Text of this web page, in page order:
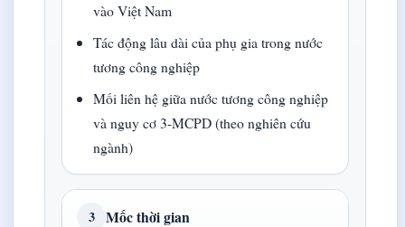
vào Việt Nam
Tác động lâu dài của phụ gia trong nước
tương công nghiệp
Mối liên hệ giữa nước tương công nghiệp
và nguy cơ 3-MCPD (theo nghiên cứu
ngành)
3 Mốc thời gian